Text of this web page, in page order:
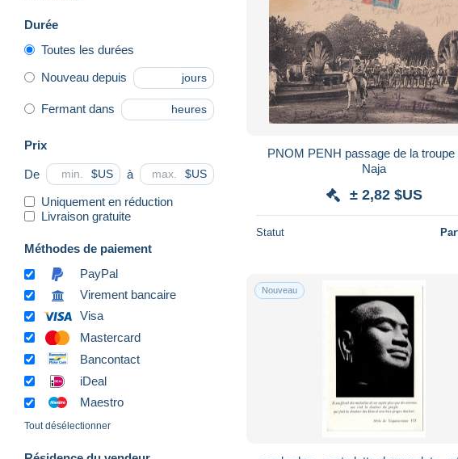
Durée
Toutes les durées
Nouveau depuis jours
Fermant dans heures
Prix
De $US à $US
Uniquement en réduction
Livraison gratuite
Méthodes de paiement
PayPal
Virement bancaire
Visa
Mastercard
Bancontact
iDeal
Maestro
Tout désélectionner
PNOM PENH passage de la troupe
Naja
± 2,82 $US
Statut
Nouveau